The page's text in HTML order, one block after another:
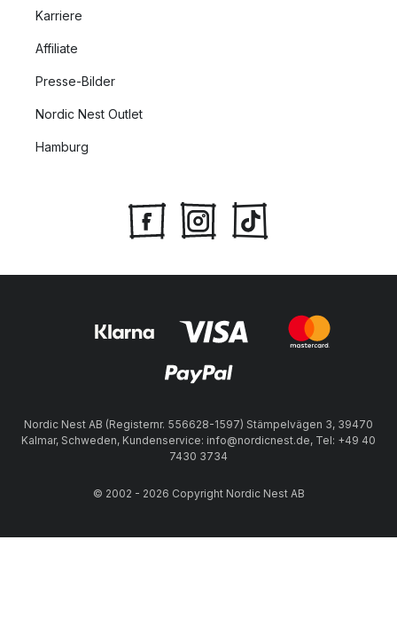
Karriere
Affiliate
Presse-Bilder
Nordic Nest Outlet
Hamburg
Nordic Nest AB (Registernr. 556628-1597) Stämpelvägen 3, 39470
Kalmar, Schweden, Kundenservice: info@nordicnest.de, Tel: +49 40
7430 3734
© 2002 - 2026 Copyright Nordic Nest AB